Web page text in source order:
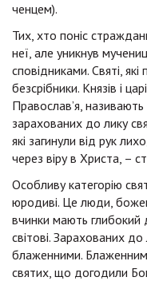
ченцем).
Тих, хто поніс
неї, але уникнув
сповідниками. Святі,
безсрібники. Князів і
Православ’я, називають
зарахованих до лику
які загинули від рук
через віру в Христа, –
Особливу категорію
юродиві. Це люди,
вчинки мають глибокий
світові. Зарахованих
блаженними.
святих, що догодили